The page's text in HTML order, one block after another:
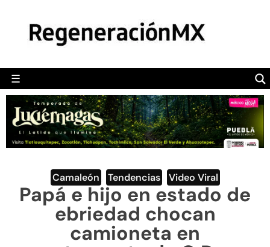
☰
POLÍTICA
CAMALEÓN
OPINIÓN
DEPORTES
ENGLISH SECTION
VIDEOS
Camaleón Tendencias Video Viral
Papá e hijo en estado de
ebriedad chocan
camioneta en